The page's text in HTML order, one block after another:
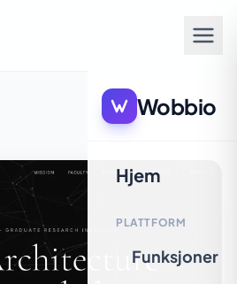
Wobbio
Hjem
PLATTFORM
Funksjoner